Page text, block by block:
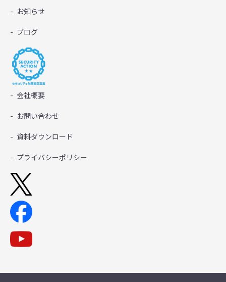
お知らせ
ブログ
会社概要
お問い合わせ
資料ダウンロード
プライバシーポリシー